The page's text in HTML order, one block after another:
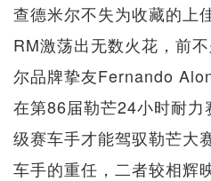
查德米尔不失为收藏的上
RM激荡出无数火花，前
尔品牌挚友Fernando
在第86届勒芒24小时耐
级赛车手才能驾驭勒芒大
车手的重任，二者较相辉映